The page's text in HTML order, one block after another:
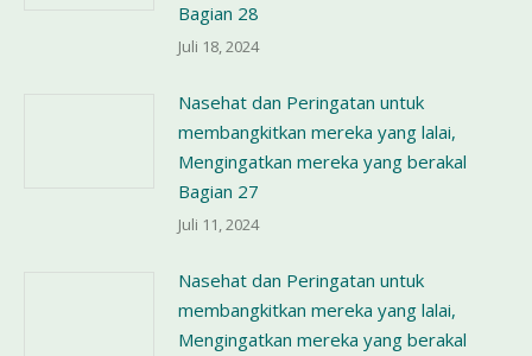
Bagian 28
Juli 18, 2024
Nasehat dan Peringatan untuk
membangkitkan mereka yang lalai,
Mengingatkan mereka yang berakal
Bagian 27
Juli 11, 2024
Nasehat dan Peringatan untuk
membangkitkan mereka yang lalai,
Mengingatkan mereka yang berakal